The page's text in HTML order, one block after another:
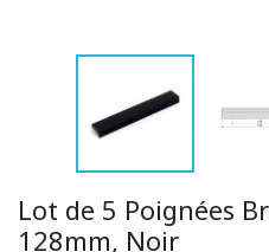
Lot de 5 Poignées
128mm, Noir